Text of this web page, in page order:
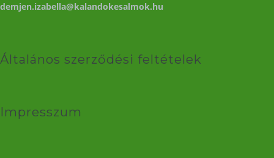
demjen.izabella@kalandokesalmok.hu
Általános szerződési feltételek
Impresszum